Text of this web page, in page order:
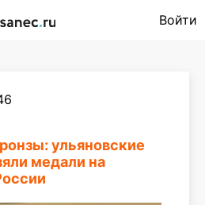
Войти
ульяновские
медали на